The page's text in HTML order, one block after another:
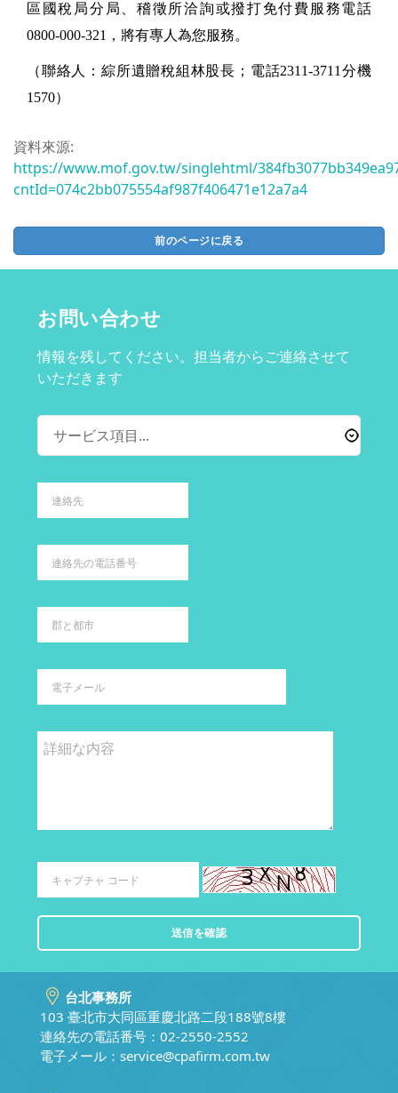
區國稅局分局、稽徵所洽詢或撥打免付費服務電話
0800-000-321，將有專人為您服務。
（聯絡人：綜所遺贈稅組林股長；電話2311-3711分機
1570）
資料來源:
https://www.mof.gov.tw/singlehtml/
cntId=074c2bb075554af987f406471e12a7a4
前のページに戻る
お問い合わせ
情報を残してください。担当者からご連絡させて
いただきます
台北事務所
103 臺北市大同區重慶北路二段188號8樓
連絡先の電話番号：02-2550-2552
電子メール： service@cpafirm.com.tw